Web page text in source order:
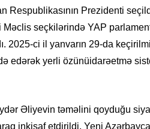
Respublikasının Prezidenti
Məclis seçkilərində YAP
2025-ci il yanvarın 29-da
edərək yerli özünüidarəetmə
Əliyevin təməlini qoyduğu
inkişaf etdirildi. Yeni